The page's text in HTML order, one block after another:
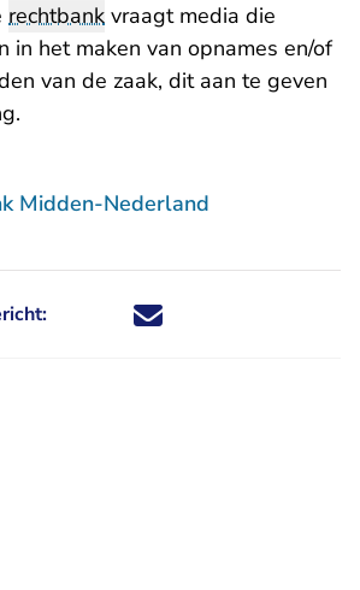
rechtbank vraagt media die
in het maken van opnames en/of
van de zaak, dit aan te geven
Midden-Nederland
Deel dit nieuwsbericht via X -
Deel dit nieuwsbericht via
Deel dit nieuwsbericht
Deel dit